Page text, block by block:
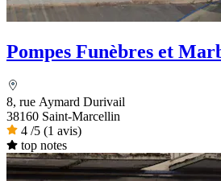
Pompes Funèbres et
8, rue Aymard Durivail
38160 Saint-Marcellin
4 /5 (1 avis)
top notes